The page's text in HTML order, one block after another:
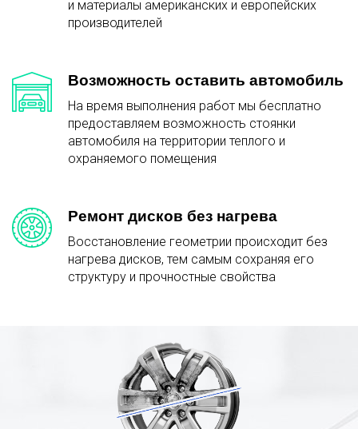
и материалы американских и европейских
производителей
Возможность оставить автомобиль
На время выполнения работ мы бесплатно
предоставляем возможность стоянки
автомобиля на территории теплого и
охраняемого помещения
Ремонт дисков без нагрева
Восстановление геометрии происходит без
нагрева дисков, тем самым сохраняя его
структуру и прочностные свойства